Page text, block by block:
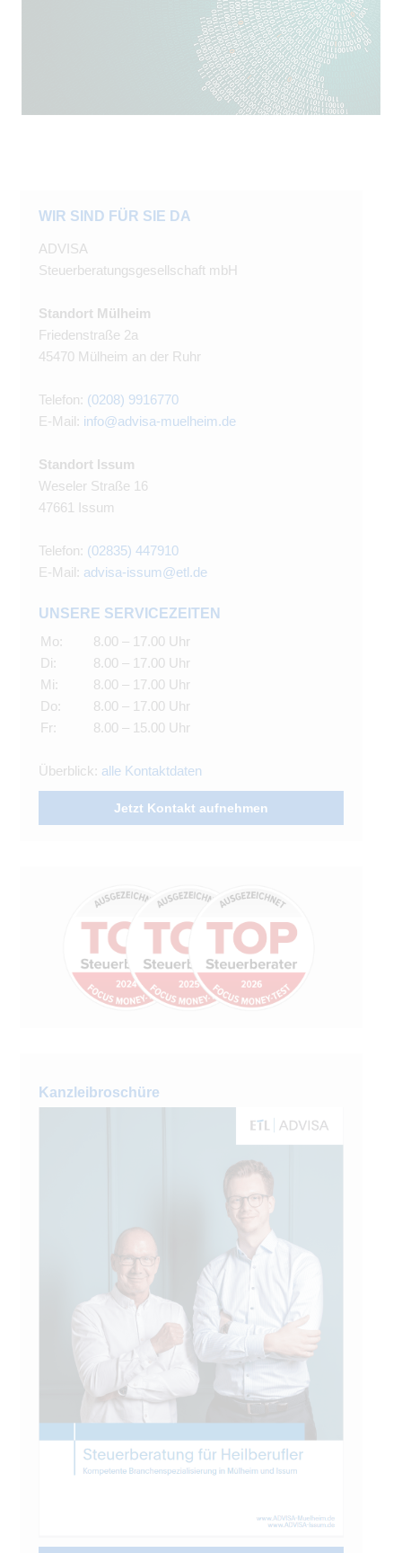
WIR SIND FÜR SIE DA
ADVISA
Steuerberatungsgesellschaft mbH
Standort Mülheim
Friedenstraße 2a
45470 Mülheim an der Ruhr
Telefon: (0208) 9916770
E-Mail: info@advisa-muelheim.de
Standort Issum
Weseler Straße 16
47661 Issum
Telefon: (02835) 447910
E-Mail: advisa-issum@etl.de
UNSERE SERVICEZEITEN
Mo:
Di:
Mi:
Do:
Fr:
8.00 – 17.00 Uhr
8.00 – 17.00 Uhr
8.00 – 17.00 Uhr
8.00 – 17.00 Uhr
8.00 – 15.00 Uhr
Überblick: alle Kontaktdaten
Jetzt Kontakt aufnehmen
Kanzleibroschüre